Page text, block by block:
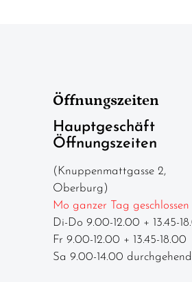
Öffnungszeiten
Hauptgeschäft
Öffnungszeiten
(Knuppenmattgasse 2,
Oberburg)
Mo ganzer Tag geschlossen
Di-Do 9.00-12.00 + 13.45-
Fr 9.00-12.00 + 13.45-18.00
Sa 9.00-14.00 durchgehend